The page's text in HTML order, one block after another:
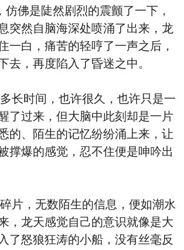
仿佛是陡然剧烈的震颤了一下，
突然自脑海深处喷涌了出来，龙
一白，痛苦的轻哼了一声之后，
去，再度陷入了昏迷之中。
长时间，也许很久，也许只是一
了过来，但大脑中此刻却是一片
的、陌生的记忆纷纷涌上来，让
撑爆的感觉，忍不住便是呻吟出
片，无数陌生的信息，便如潮水
，龙天感觉自己的意识就像是大
了怒狼狂涛的小船，没有丝毫反